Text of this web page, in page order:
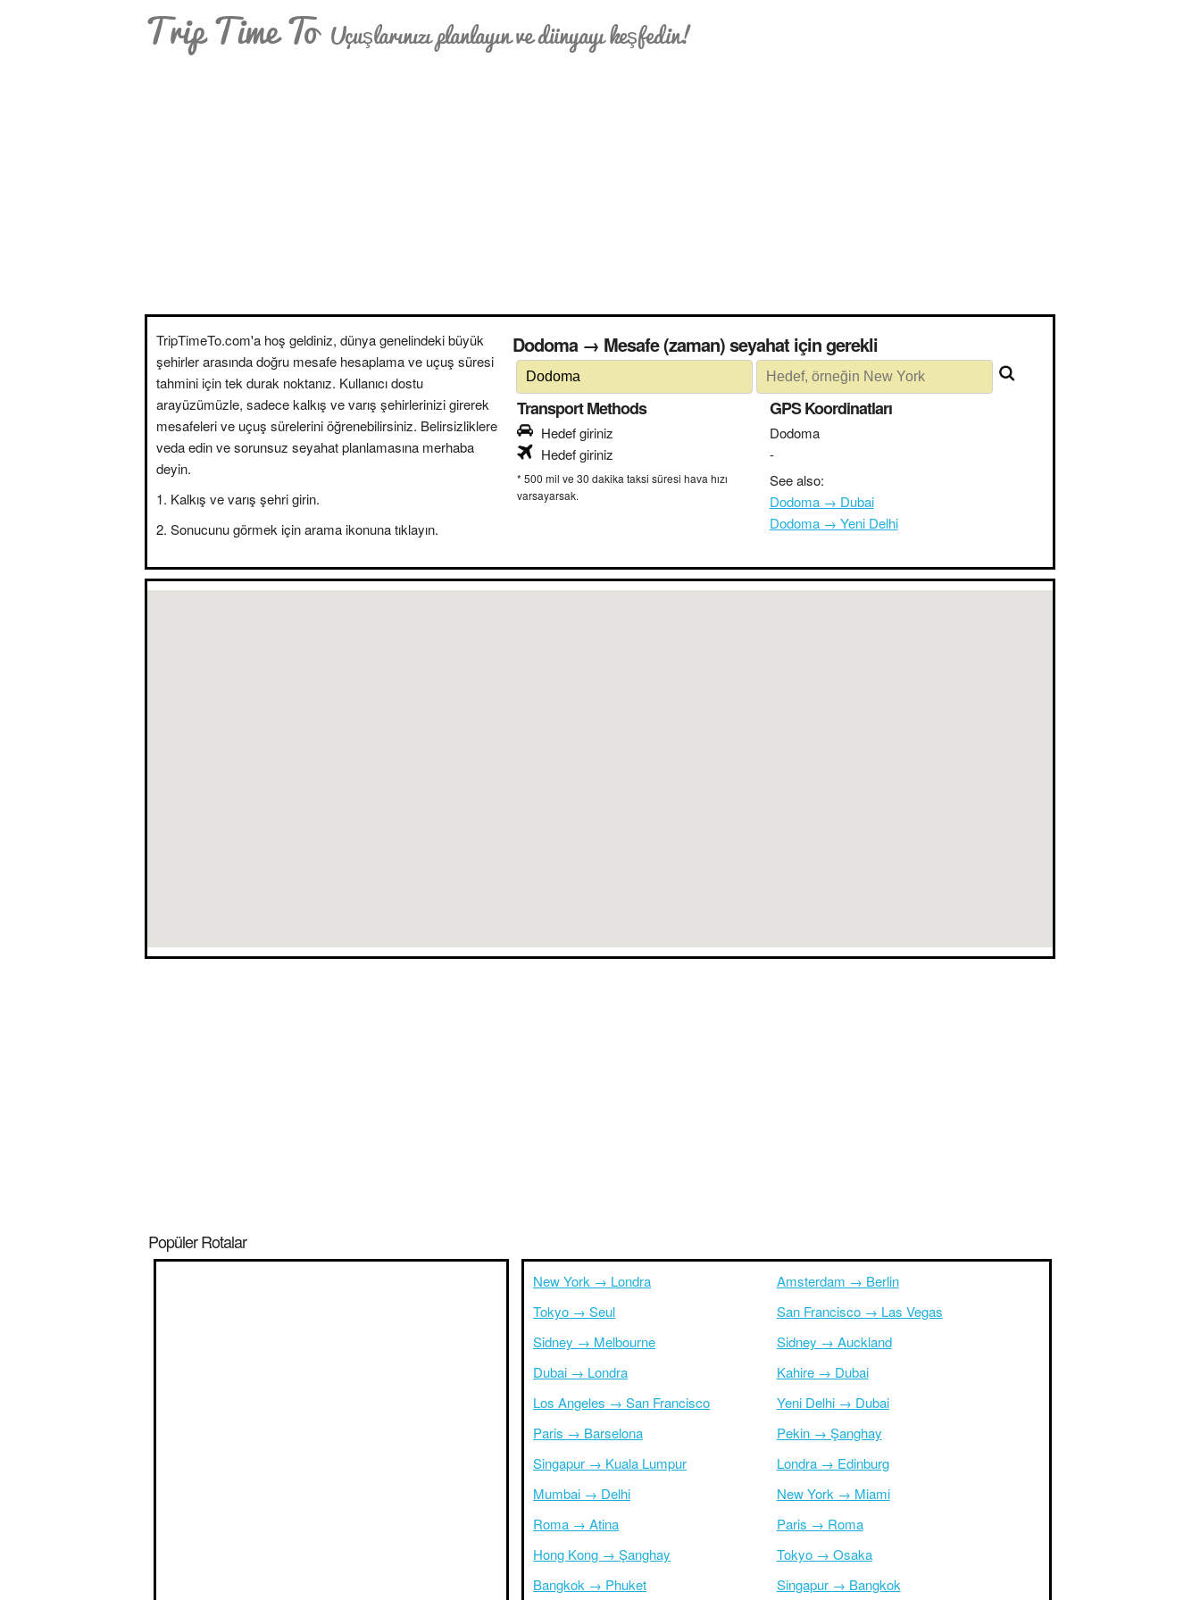
Trip Time To Uçuşlarınızı planlayın ve dünyayı keşfedin!
TripTimeTo.com'a hoş geldiniz, dünya genelindeki büyük
şehirler arasında doğru mesafe hesaplama ve uçuş süresi
tahmini için tek durak noktanız. Kullanıcı dostu
arayüzümüzle, sadece kalkış ve varış şehirlerinizi girerek
mesafeleri ve uçuş sürelerini öğrenebilirsiniz. Belirsizliklere
veda edin ve sorunsuz seyahat planlamasına merhaba
deyin.
Kalkış ve varış şehri girin.
Sonucunu görmek için arama ikonuna tıklayın.
Dodoma → Mesafe (zaman) seyahat için gerekli
Transport Methods
Hedef giriniz
Hedef giriniz
* 500 mil ve 30 dakika taksi süresi hava hızı
varsayarsak.
GPS Koordinatları
Dodoma
-
See also:
Dodoma → Dubai
Dodoma → Yeni Delhi
Popüler Rotalar
New York → Londra
Tokyo → Seul
Sidney → Melbourne
Dubai → Londra
Los Angeles → San Francisco
Paris → Barselona
Singapur → Kuala Lumpur
Mumbai → Delhi
Roma → Atina
Hong Kong → Şanghay
Bangkok → Phuket
Amsterdam → Berlin
San Francisco → Las Vegas
Sidney → Auckland
Kahire → Dubai
Yeni Delhi → Dubai
Pekin → Şanghay
Londra → Edinburg
New York → Miami
Paris → Roma
Tokyo → Osaka
Singapur → Bangkok